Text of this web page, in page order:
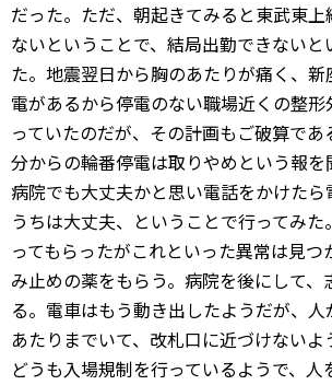
だった。ただ、朝起きてみると東武東
ないということで、結局出勤できないと
た。地震翌日から胸のあたりが痛く、
電があるから停電のない職場近くの整
っていたのだが、その計画もご破算で
分からの輪番停電は取りやめという報を
病院でも大丈夫かと思い電話をかけたら
うちは大丈夫、ということで行ってみた
ってもらったがこれといった異常は見つ
み止めの薬をもらう。病院を後にして、
る。電車はもう動き出したようだが、
あたりまでいて、改札口に近づけないよ
どうも入場規制を行っているようで、人